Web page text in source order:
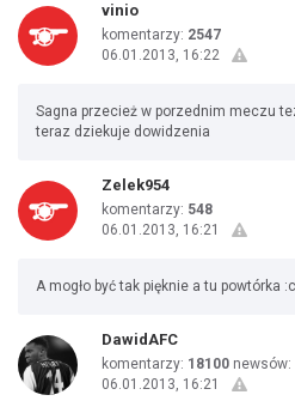
vinio
komentarzy: 2547
06.01.2013, 16:22
Sagna przecież w porzednim meczu
teraz dziekuje dowidzenia
Zelek954
komentarzy: 548
06.01.2013, 16:21
A mogło być tak pięknie a tu powtórka :c
DawidAFC
komentarzy: 18100 newsów:
06.01.2013, 16:21